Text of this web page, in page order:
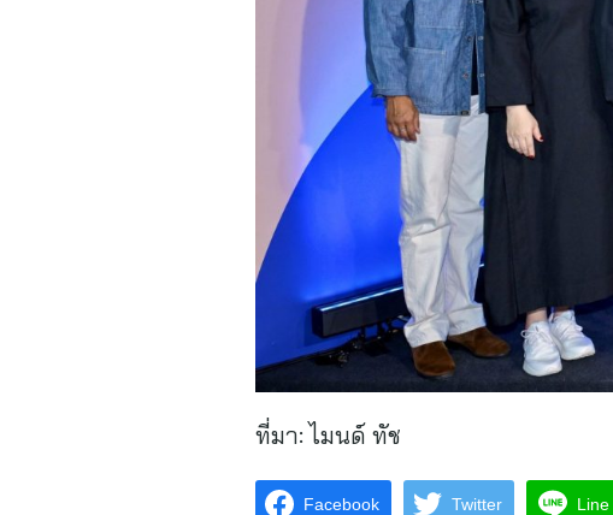
ที่มา: ไมนด์ ทัช
Facebook Twitter Line